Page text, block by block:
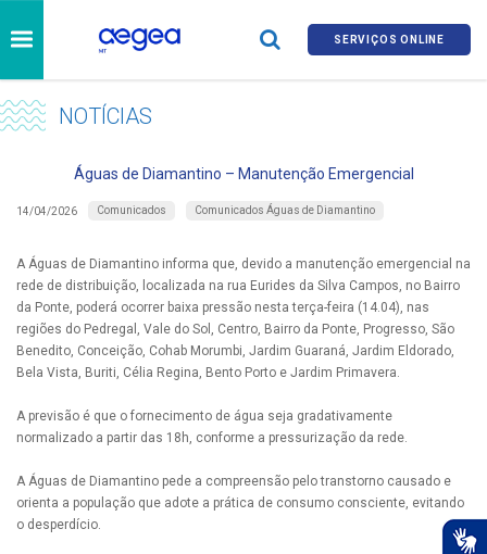
SERVIÇOS ONLINE
NOTÍCIAS
Águas de Diamantino – Manutenção Emergencial
14/04/2026 Comunicados Comunicados Águas de Diamantino
A Águas de Diamantino informa que, devido a manutenção emergencial na
rede de distribuição, localizada na rua Eurides da Silva Campos, no Bairro
da Ponte, poderá ocorrer baixa pressão nesta terça-feira (14.04), nas
regiões do Pedregal, Vale do Sol, Centro, Bairro da Ponte, Progresso, São
Benedito, Conceição, Cohab Morumbi, Jardim Guaraná, Jardim Eldorado,
Bela Vista, Buriti, Célia Regina, Bento Porto e Jardim Primavera.
A previsão é que o fornecimento de água seja gradativamente
normalizado a partir das 18h, conforme a pressurização da rede.
A Águas de Diamantino pede a compreensão pelo transtorno causado e
orienta a população que adote a prática de consumo consciente, evitando
o desperdício.